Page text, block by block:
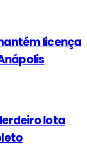
licença
lota